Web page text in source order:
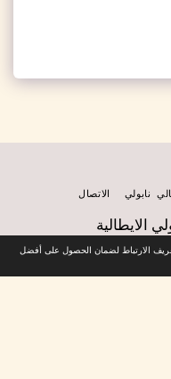
الارتباط لضمان الحصول على أفضل
الايطالية
نابولي الاتصال